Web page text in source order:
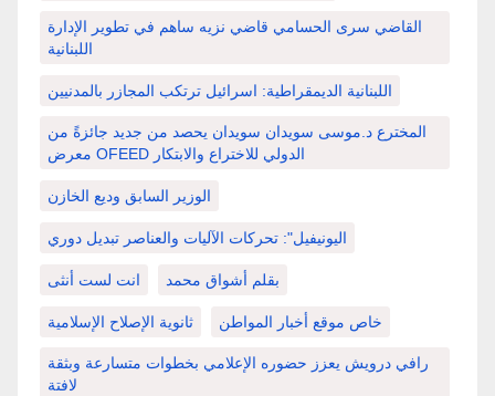
القاضي سرى الحسامي قاضي نزيه ساهم في تطوير الإدارة
اللبنانية
اللبنانية الديمقراطية: اسرائيل ترتكب المجازر بالمدنيين
المخترع د.موسى سويدان سويدان يحصد من جديد جائزةً من
معرض OFEED الدولي للاختراع والابتكار
الوزير السابق وديع الخازن
اليونيفيل": تحركات الآليات والعناصر تبديل دوري
انت لست أنثى بقلم أشواق محمد
ثانوية الإصلاح الإسلامية خاص موقع أخبار المواطن
رافي درويش يعزز حضوره الإعلامي بخطوات متسارعة وبثقة
لافتة